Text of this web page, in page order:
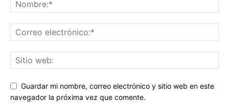
Guardar mi nombre, correo electrónico y sitio web en este
navegador la próxima vez que comente.